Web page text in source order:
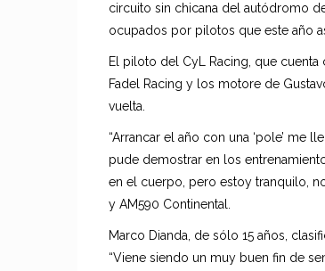
circuito sin chicana del autódromo
ocupados por pilotos que este año
El piloto del CyL Racing, que
Fadel Racing y los motore de
vuelta.
“Arrancar el año con una ‘pole’ me
pude demostrar en los
en el cuerpo, pero estoy tranquilo,
y AM590 Continental.
Marco Dianda, de sólo 15 años,
“Viene siendo un muy buen fin de